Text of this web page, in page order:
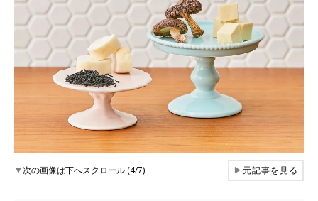
▼次の画像は下へスクロール (4/7) ▶元記事を見る